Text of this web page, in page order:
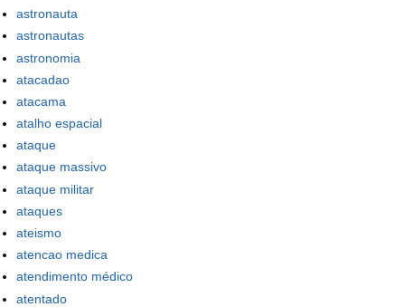
astronauta
astronautas
astronomia
atacadao
atacama
atalho espacial
ataque
ataque massivo
ataque militar
ataques
ateismo
atencao medica
atendimento médico
atentado